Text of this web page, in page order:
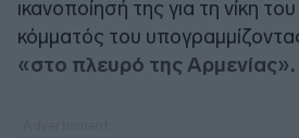
ικανοποίησή της για τη νίκη
κόμματός του
«στο πλευρό της Αρμενίας».